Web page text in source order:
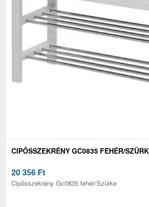
CIPŐSSZEKRÉNY GC0835 FEHÉR/
20 356 Ft
Cipősszekrény Gc0835 fehér/Szürke